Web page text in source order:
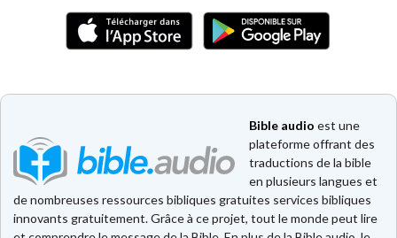
Bible audio est une
plateforme offrant des
traductions de la bible
en plusieurs langues et
de nombreuses ressources bibliques gratuites services bibliques
innovants gratuitement. Grâce à ce projet, tout le monde peut lire